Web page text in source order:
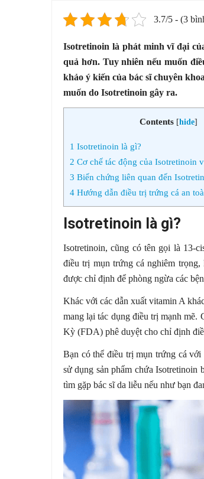
3.7/5 - (3
Isotretinoin là phát minh vĩ đại
quả hơn. Tuy nhiên nếu muốn
khảo ý kiến của bác sĩ chuyên
muốn do Isotretinoin gây ra.
Contents [hide]
1 Isotretinoin là gì?
2 Cơ chế tác động của Isotretinoin
3 Biến chứng liên quan đến
4 Hướng dẫn điều trị trứng cá an
Isotretinoin là gì?
Isotretinoin, cũng có tên gọi là 13-
điều trị mụn trứng cá nghiêm
được chỉ định để phòng ngừa các
Khác với các dẫn xuất vitamin A
mang lại tác dụng điều trị mạnh mẽ.
Kỳ (FDA) phê duyệt cho chỉ định
Bạn có thể điều trị mụn trứng cá
sử dụng sản phẩm chứa Isotretinoin
tìm gặp bác sĩ da liễu nếu như bạn